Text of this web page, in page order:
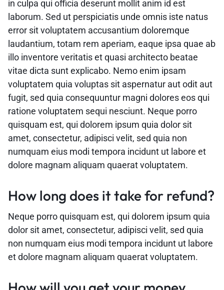
in culpa qui officia deserunt mollit anim id est
laborum. Sed ut perspiciatis unde omnis iste natus
error sit voluptatem accusantium doloremque
laudantium, totam rem aperiam, eaque ipsa quae ab
illo inventore veritatis et quasi architecto beatae
vitae dicta sunt explicabo. Nemo enim ipsam
voluptatem quia voluptas sit aspernatur aut odit aut
fugit, sed quia consequuntur magni dolores eos qui
ratione voluptatem sequi nesciunt. Neque porro
quisquam est, qui dolorem ipsum quia dolor sit
amet, consectetur, adipisci velit, sed quia non
numquam eius modi tempora incidunt ut labore et
dolore magnam aliquam quaerat voluptatem.
How long does it take for refund?
Neque porro quisquam est, qui dolorem ipsum quia
dolor sit amet, consectetur, adipisci velit, sed quia
non numquam eius modi tempora incidunt ut labore
et dolore magnam aliquam quaerat voluptatem.